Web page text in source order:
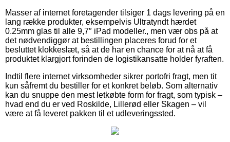
Masser af internet foretagender tilsiger 1 dags levering på en
lang række produkter, eksempelvis Ultratyndt hærdet
0.25mm glas til alle 9,7″ iPad modeller., men vær obs på at
det nødvendiggør at bestillingen placeres forud for et
besluttet klokkeslæt, så at de har en chance for at nå at få
produktet klargjort forinden de logistikansatte holder fyraften.
Indtil flere internet virksomheder sikrer portofri fragt, men tit
kun såfremt du bestiller for et konkret beløb. Som alternativ
kan du snuppe den mest letkøbte form for fragt, som typisk –
hvad end du er ved Roskilde, Lillerød eller Skagen – vil
være at få leveret pakken til et udleveringssted.